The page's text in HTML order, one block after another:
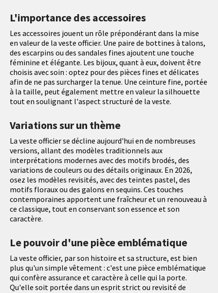
L'importance des accessoires
Les accessoires jouent un rôle prépondérant dans la mise
en valeur de la veste officier. Une paire de bottines à talons,
des escarpins ou des sandales fines ajoutent une touche
féminine et élégante. Les bijoux, quant à eux, doivent être
choisis avec soin : optez pour des pièces fines et délicates
afin de ne pas surcharger la tenue. Une ceinture fine, portée
à la taille, peut également mettre en valeur la silhouette
tout en soulignant l'aspect structuré de la veste.
Variations sur un thème
La veste officier se décline aujourd'hui en de nombreuses
versions, allant des modèles traditionnels aux
interprétations modernes avec des motifs brodés, des
variations de couleurs ou des détails originaux. En 2026,
osez les modèles revisités, avec des teintes pastel, des
motifs floraux ou des galons en sequins. Ces touches
contemporaines apportent une fraîcheur et un renouveau à
ce classique, tout en conservant son essence et son
caractère.
Le pouvoir d'une pièce emblématique
La veste officier, par son histoire et sa structure, est bien
plus qu'un simple vêtement : c'est une pièce emblématique
qui confère assurance et caractère à celle qui la porte.
Qu'elle soit portée dans un esprit strict ou revisité de